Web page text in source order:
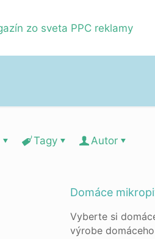
Tagy Autor
Domáce
Vyberte si
výrobe